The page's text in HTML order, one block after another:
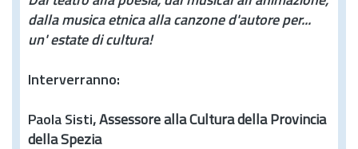
dalla musica etnica alla canzone d'autore per...
un' estate di cultura!
Interverranno:
Paola Sisti, Assessore alla Cultura della Provincia
della Spezia